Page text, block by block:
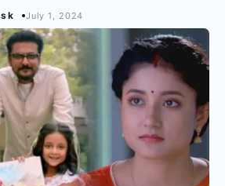
July 1, 2024